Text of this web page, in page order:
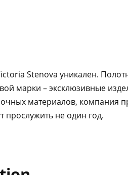
Stenova уникален.
марки – эксклюзивные
материалов, компания
прослужить не один год.